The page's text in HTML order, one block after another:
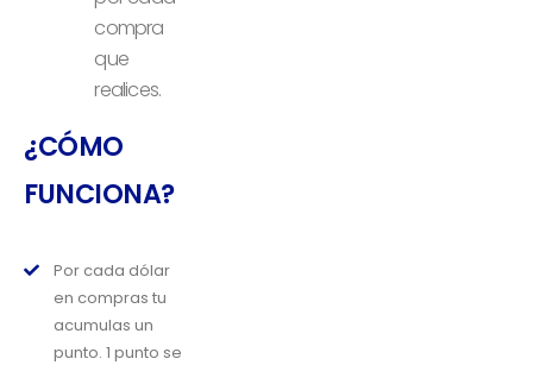
compra
que
realices.
¿CÓMO
FUNCIONA?
Por cada dólar
en compras tu
acumulas un
punto. 1 punto se